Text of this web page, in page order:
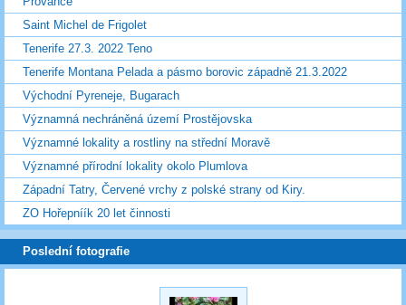
Saint Michel de Frigolet
Tenerife 27.3. 2022 Teno
Tenerife Montana Pelada a pásmo borovic západně 21.3.2022
Východní Pyreneje, Bugarach
Významná nechráněná území Prostějovska
Významné lokality a rostliny na střední Moravě
Významné přírodní lokality okolo Plumlova
Západní Tatry, Červené vrchy z polské strany od Kiry.
ZO Hořepníík 20 let činnosti
Poslední fotografie